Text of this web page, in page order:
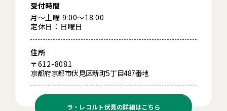
受付時間
月～土曜 9:00～18:00
定休日：日曜日
住所
〒612-8081
京都府京都市伏見区新町5丁目487番地
ラ・レコルト伏見の詳細はこちら